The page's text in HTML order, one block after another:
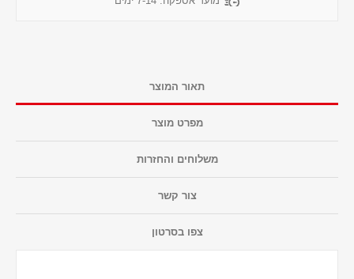
תאור המוצר
מפרט מוצר
משלוחים והחזרות
צור קשר
צפו בסרטון